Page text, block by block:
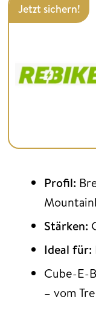
Jetzt sichern!
Profil:
Stärken:
Ideal für:
Cube-E-
– vom